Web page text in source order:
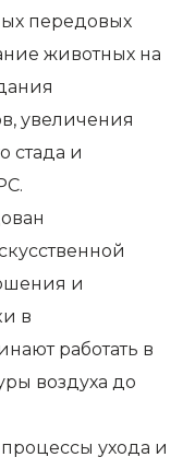
передовых
животных на
увеличения
стада и
и
в
работать в
воздуха до
ухода и